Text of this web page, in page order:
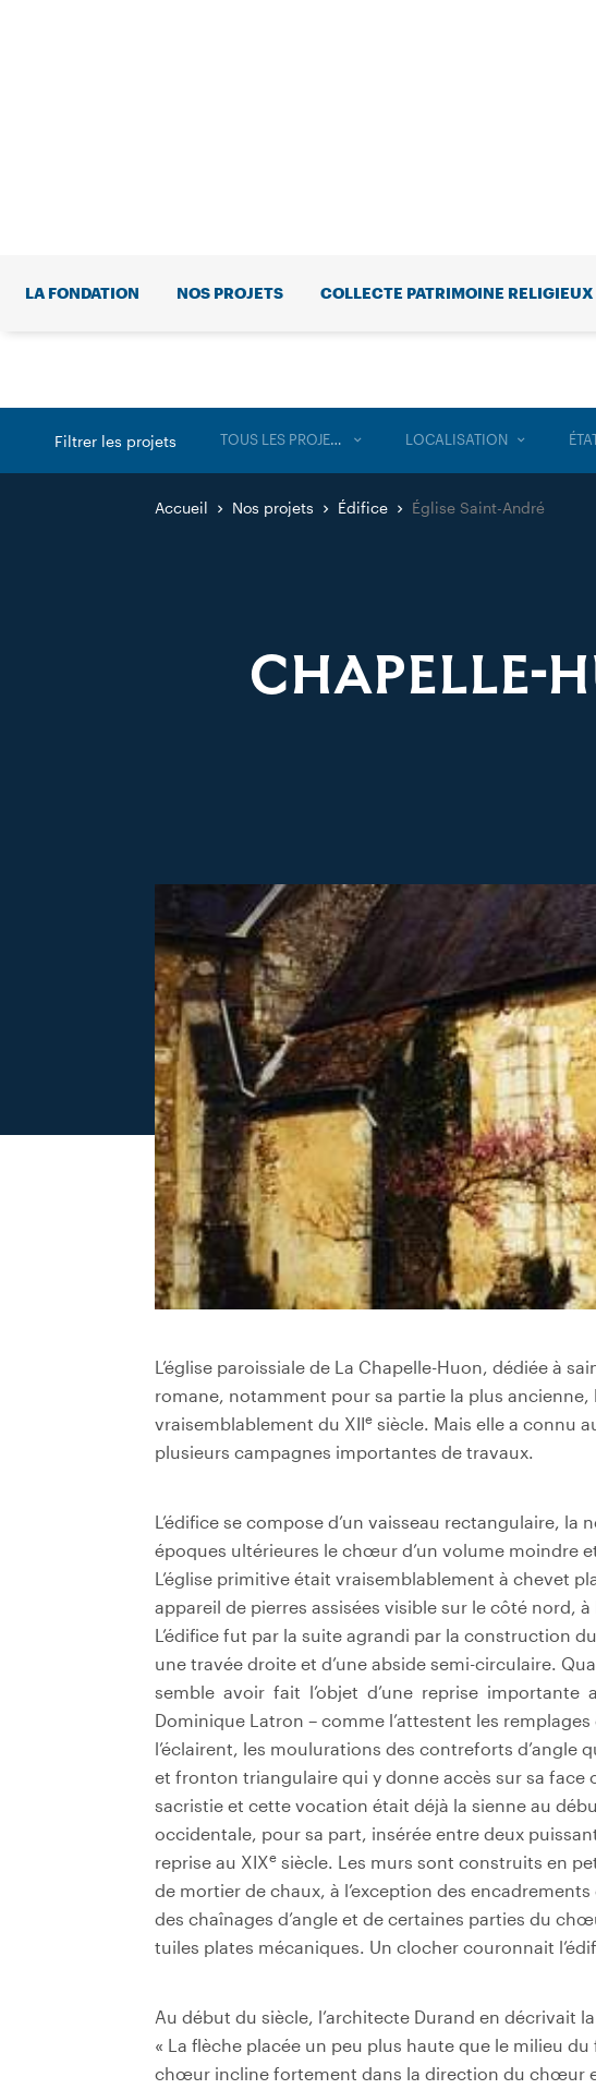
LA FONDATION NOS PROJETS COLLECTE PATRIMOINE
Filtrer les projets TOUS LES PROJETS LOCALISATION
Accueil Nos projets Édifice Église Saint-André
CHAPELLE-
L’église paroissiale de La Chapelle-Huon, dédiée à
romane, notamment pour sa partie la plus ancienne,
vraisemblablement du XIIe siècle. Mais elle a connu
plusieurs campagnes importantes de travaux.
L’édifice se compose d’un vaisseau rectangulaire, la
époques ultérieures le chœur d’un volume moindre
L’église primitive était vraisemblablement à chevet
appareil de pierres assisées visible sur le côté nord,
L’édifice fut par la suite agrandi par la construction
une travée droite et d’une abside semi-circulaire.
semble avoir fait l’objet d’une reprise importante
Dominique Latron – comme l’attestent les
l’éclairent, les moulurations des contreforts d’angle
et fronton triangulaire qui y donne accès sur sa face
sacristie et cette vocation était déjà la sienne au
occidentale, pour sa part, insérée entre deux
reprise au XIXe siècle. Les murs sont construits en
de mortier de chaux, à l’exception des
des chaînages d’angle et de certaines parties du
tuiles plates mécaniques. Un clocher couronnait
Au début du siècle, l’architecte Durand en décrivait
« La flèche placée un peu plus haute que le milieu du
chœur incline fortement dans la direction du chœur